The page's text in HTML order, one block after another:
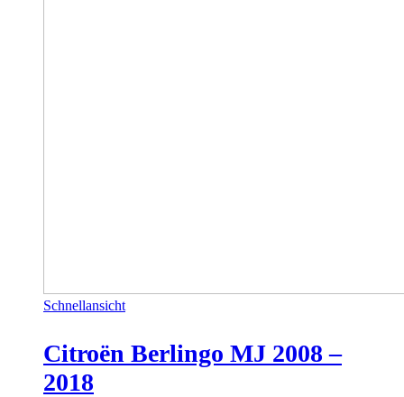
Schnellansicht
Citroën Berlingo MJ 2008 –
2018